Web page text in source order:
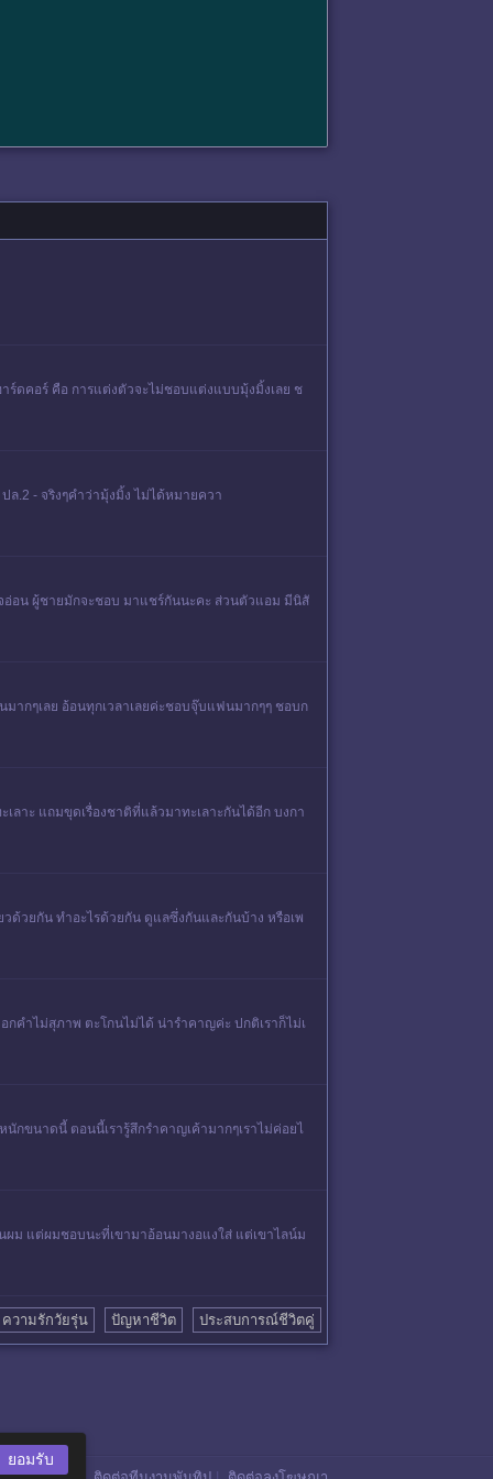
ดคอร์ คือ การแต่งตัวจะไม่ชอบแต่งแบบมุ้งมิ้งเลย ช
ล.2 - จริงๆคำว่ามุ้งมิ้ง ไม่ได้หมายควา
อน ผู้ชายมักจะชอบ มาแชร์กันนะคะ ส่วนตัวแอม มีนิสั
ากๆเลย อ้อนทุกเวลาเลยค่ะชอบจุ๊บแฟนมากๆๆ ชอบก
ลาะ แถมขุดเรื่องชาติที่แล้วมาทะเลาะกันได้อีก บงกา
ด้วยกัน ทำอะไรด้วยกัน ดูแลซึ่งกันและกันบ้าง หรือเพ
กคำไม่สุภาพ ตะโกนไม่ได้ น่ารำคาญค่ะ ปกติเราก็ไม่เ
กขนาดนี้ ตอนนี้เรารู้สึกรำคาญเค้ามากๆเราไม่ค่อยไ
ม แต่ผมชอบนะที่เขามาอ้อนมางอแงใส่ แต่เขาไลน์ม
ความรักวัยรุ่น ปัญหาชีวิต ประสบการณ์ชีวิตคู่
ยอมรับ